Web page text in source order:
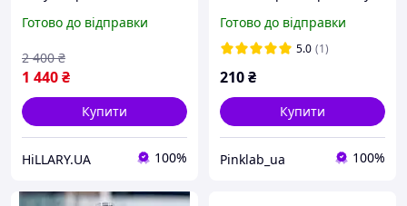
Skin Tone & Safe Tan Body
Готово до відправки
1 440₴
2 400 ₴
Купити
HiLLARY.UA 100%
мл
Готово до відправки
5.0 (1)
210₴
Купити
Pinklab_ua 100%